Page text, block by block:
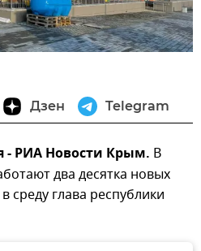
Дзен Telegram
РИА Новости Крым. В
два десятка новых
среду глава республики